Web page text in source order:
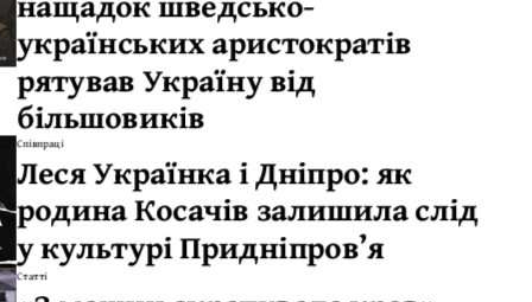
українських аристократів
рятував Україну від
більшовиків
Співпраці
Леся Українка і Дніпро: як
родина Косачів залишила слід
у культурі Придніпров’я
Статті